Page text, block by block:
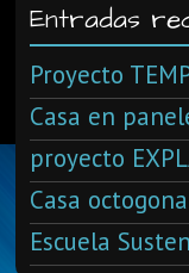
Entradas
Proyecto
Casa en
proyecto
Casa
Escuela